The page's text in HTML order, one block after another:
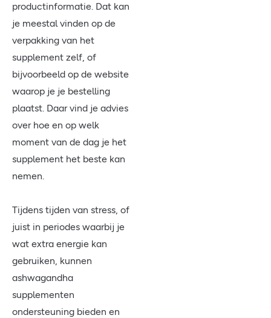
productinformatie. Dat kan
je meestal vinden op de
verpakking van het
supplement zelf, of
bijvoorbeeld op de website
waarop je je bestelling
plaatst. Daar vind je advies
over hoe en op welk
moment van de dag je het
supplement het beste kan
nemen.
Tijdens tijden van stress, of
juist in periodes waarbij je
wat extra energie kan
gebruiken, kunnen
ashwagandha
supplementen
ondersteuning bieden en